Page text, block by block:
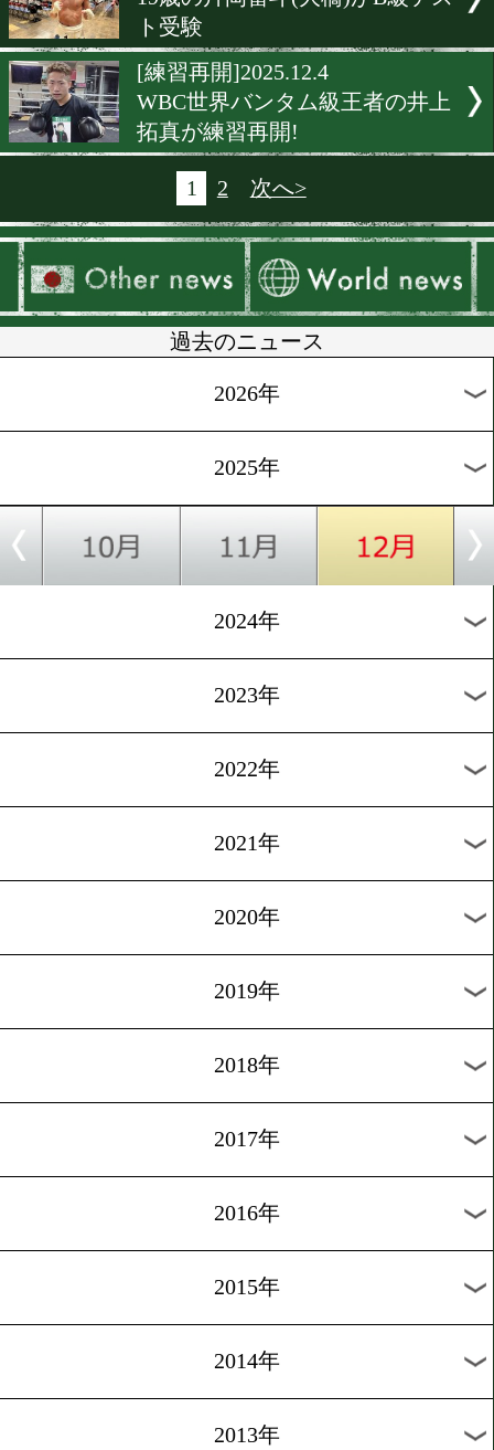
[公開練習]2025.12.8
「第二のホーム日本」オラ
アガが公開練習! 桑原拓と
衛戦へ余裕の表情
[公開練習]2025.12.6
桑原拓! 2度目の世界挑戦
[公開練習]2025.12.5
高見亨介! 攻撃が最大の防
座統一戦へ足で対抗し、心
[プロテスト]2025.12.5
19歳の片岡雷斗(大橋)がB
ト受験
[練習再開]2025.12.4
WBC世界バンタム級王者
拓真が練習再開!
1 2 次へ>
過去のニュース
2026年
2025年
2024年
2023年
2022年